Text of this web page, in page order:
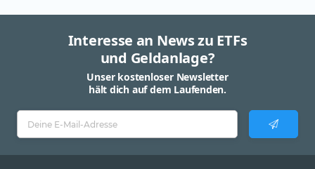
Interesse an News zu ETFs
und Geldanlage?
Unser kostenloser Newsletter
hält dich auf dem Laufenden.